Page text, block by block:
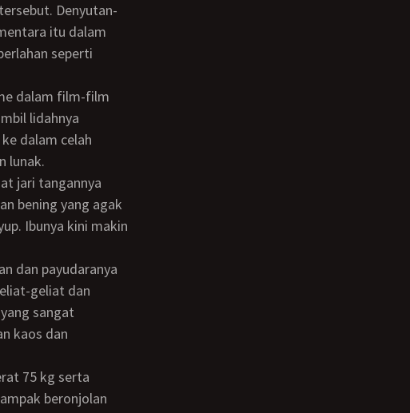
Denyutan-
itu dalam
seperti
lidahnya
dalam celah
lunak.
bening yang agak
Ibunya kini makin
geliat dan
sangat
kaos dan
beronjolan